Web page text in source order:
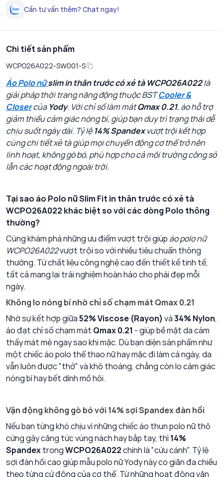
Cần tư vấn thêm? Chat ngay!
Chi tiết sản phẩm
WCPO26A022-SW001-S
Áo Polo nữslim in thân trước có xẻ tà WCPO26A022là
giải pháp thời trang năng động thuộc BSTCooler &
Closercủa Yody. Với chỉ số làm mátQmax 0.21, áo hỗ trợ
giảm thiểu cảm giác nóng bí, giúp bạn duy trì trạng thái dễ
chịu suốt ngày dài. Tỷ lệ 14% Spandexvượt trội kết hợp
cùng chi tiết xẻ tà giúp mọi chuyển động cơ thể trở nên
linh hoạt, không gò bó, phù hợp cho cả môi trường công sở
lẫn các hoạt động ngoài trời.
Tại sao áo Polo nữ Slim Fit in thân trước có xẻ tà
WCPO26A022 khác biệt so với các dòng Polo thông
thường?
Cùng khám phá những ưu điểm vượt trội giúp áo polo nữ
WCPO26A022vượt trội so với nhiều tiêu chuẩn thông
thường. Từ chất liệu công nghệ cao đến thiết kế tinh tế,
tất cả mang lại trải nghiệm hoàn hảo cho phái đẹp mỗi
ngày.
Không lo nóng bí nhờ chỉ số chạm mát Qmax 0.21
Nhờ sự kết hợp giữa52% Viscose (Rayon) và34% Nylon,
áo đạt chỉ số chạm mát Qmax 0.21 - giúpbề mặt da cảm
thấy mát mẻ ngay sao khi mặc. Dù bạn diện sản phẩm như
một chiếc áo polo thể thao nữ hay mặc đi làm cả ngày, da
vẫn luôn được "thở" và khô thoáng, chẳng còn lo cảm giác
nóng bí hay bết dính mồ hôi.
Vận động không gò bó với 14% sợi Spandex đàn hồi
Nếu bạn từng khó chịu vì những chiếc áo thun polo nữ thô
cứng gây căng tức vùng nách hay bắp tay, thì 14%
SpandextrongWCPO26A022chính là "cứu cánh". Tỷ lệ
sợi đàn hồi cao giúp mẫu polo nữ Yody này co giãn đa chiều
theo từng cử động của cơ thể. Từ những hoạt động văn